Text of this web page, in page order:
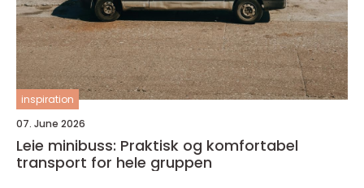
inspiration
07. June 2026
Leie minibuss: Praktisk og komfortabel
transport for hele gruppen